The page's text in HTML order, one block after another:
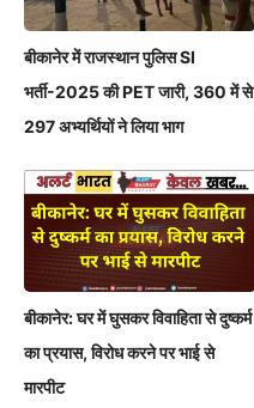
बीकानेर में राजस्थान पुलिस SI
भर्ती-2025 की PET जारी, 360 में से
297 अभ्यर्थियों ने लिया भाग
बीकानेर: घर में घुसकर विवाहिता से दुष्कर्म
का प्रयास, विरोध करने पर भाई से
मारपीट